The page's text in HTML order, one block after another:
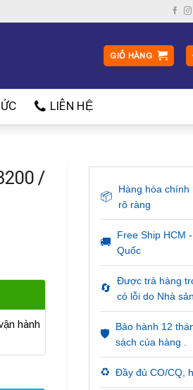
GIỎ HÀNG
LIÊN HỆ
/
hành
📦
Hàng hóa chính
rõ ràng
🚚
Free Ship HCM
Quốc
🔄
Được trả hàng
có lỗi do Nhà
🛡️
Bảo hành 12
sách của hàng .
♻️ Đầy đủ CO/CQ,